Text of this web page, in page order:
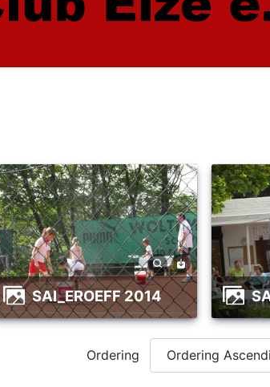
SAI_EROEFF 2014
Ordering